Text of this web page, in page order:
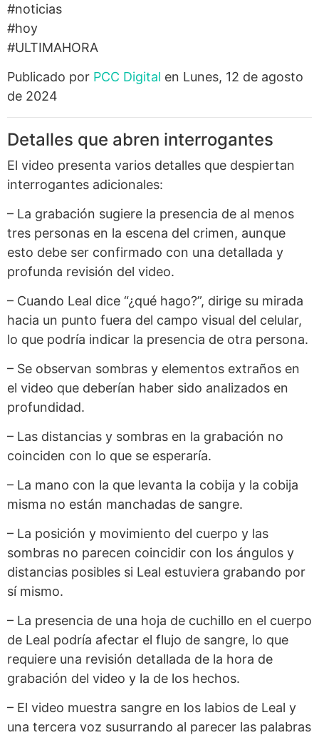
#noticias
#hoy
#ULTIMAHORA
Publicado por PCC Digital en Lunes, 12 de agosto
de 2024
Detalles que abren interrogantes
El video presenta varios detalles que despiertan
interrogantes adicionales:
– La grabación sugiere la presencia de al menos
tres personas en la escena del crimen, aunque
esto debe ser confirmado con una detallada y
profunda revisión del video.
– Cuando Leal dice “¿qué hago?”, dirige su mirada
hacia un punto fuera del campo visual del celular,
lo que podría indicar la presencia de otra persona.
– Se observan sombras y elementos extraños en
el video que deberían haber sido analizados en
profundidad.
– Las distancias y sombras en la grabación no
coinciden con lo que se esperaría.
– La mano con la que levanta la cobija y la cobija
misma no están manchadas de sangre.
– La posición y movimiento del cuerpo y las
sombras no parecen coincidir con los ángulos y
distancias posibles si Leal estuviera grabando por
sí mismo.
– La presencia de una hoja de cuchillo en el cuerpo
de Leal podría afectar el flujo de sangre, lo que
requiere una revisión detallada de la hora de
grabación del video y la de los hechos.
– El video muestra sangre en los labios de Leal y
una tercera voz susurrando al parecer las palabras